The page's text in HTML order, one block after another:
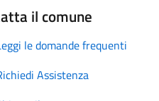
il comune
le domande frequenti
Assistenza